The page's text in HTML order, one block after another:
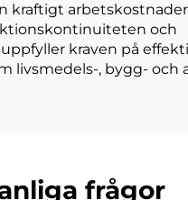
kraftigt
och
kraven på
livsmedels-, bygg- och
frågor